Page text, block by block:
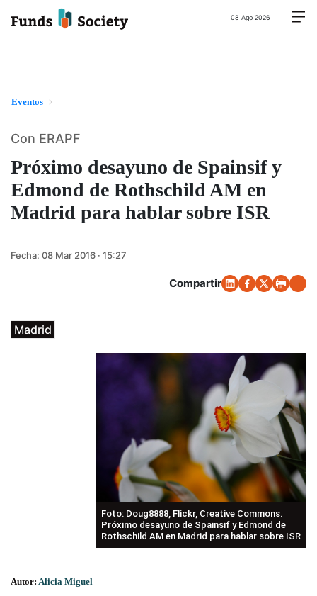
08 Ago 2026
Eventos
Próximo desayuno de Spainsif y
Edmond de Rothschild AM en
Madrid para hablar sobre ISR
Con ERAPF
Fecha: 08 Mar 2016 · 15:27
Compartir
Madrid
Foto: Doug8888, Flickr, Creative Commons.
Próximo desayuno de Spainsif y Edmond de
Rothschild AM en Madrid para hablar sobre ISR
Autor: Alicia Miguel